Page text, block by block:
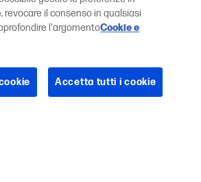
revocare il consenso in qualsiasi
l'argomentoCookie e
Accetta tutti i cookie